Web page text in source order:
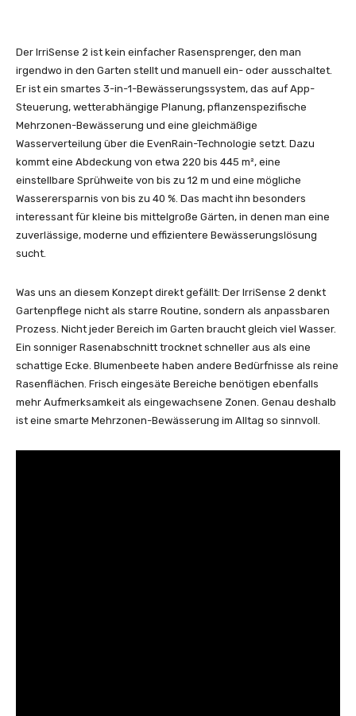
Der IrriSense 2 ist kein einfacher Rasensprenger, den man
irgendwo in den Garten stellt und manuell ein- oder ausschaltet.
Er ist ein smartes 3-in-1-Bewässerungssystem, das auf App-
Steuerung, wetterabhängige Planung, pflanzenspezifische
Mehrzonen-Bewässerung und eine gleichmäßige
Wasserverteilung über die EvenRain-Technologie setzt. Dazu
kommt eine Abdeckung von etwa 220 bis 445 m², eine
einstellbare Sprühweite von bis zu 12 m und eine mögliche
Wasserersparnis von bis zu 40 %. Das macht ihn besonders
interessant für kleine bis mittelgroße Gärten, in denen man eine
zuverlässige, moderne und effizientere Bewässerungslösung
sucht.
Was uns an diesem Konzept direkt gefällt: Der IrriSense 2 denkt
Gartenpflege nicht als starre Routine, sondern als anpassbaren
Prozess. Nicht jeder Bereich im Garten braucht gleich viel Wasser.
Ein sonniger Rasenabschnitt trocknet schneller aus als eine
schattige Ecke. Blumenbeete haben andere Bedürfnisse als reine
Rasenflächen. Frisch eingesäte Bereiche benötigen ebenfalls
mehr Aufmerksamkeit als eingewachsene Zonen. Genau deshalb
ist eine smarte Mehrzonen-Bewässerung im Alltag so sinnvoll.